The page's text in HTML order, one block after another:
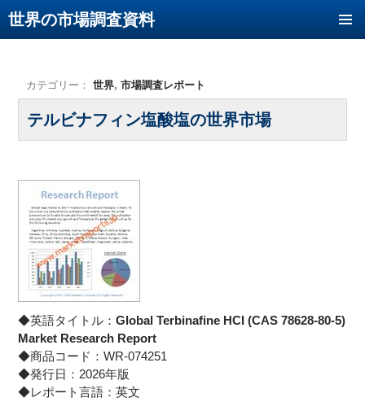
世界の市場調査資料
カテゴリー： 世界, 市場調査レポート
テルビナフィン塩酸塩の世界市場
◆英語タイトル： Global Terbinafine HCI (CAS 78628-80-5)
Market Research Report
◆商品コード：WR-074251
◆発行日：2026年版
◆レポート言語：英文